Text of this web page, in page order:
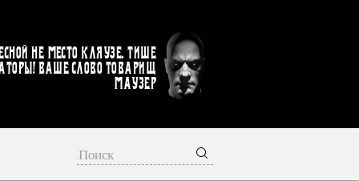
не место кляузе. Тише
Ваше слово товарищ
Маузер